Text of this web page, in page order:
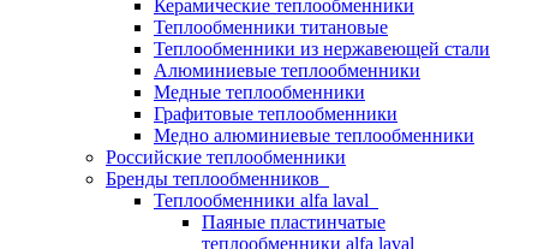
Керамические теплообменники
Теплообменники титановые
Теплообменники из нержавеющей стали
Алюминиевые теплообменники
Медные теплообменники
Графитовые теплообменники
Медно алюминиевые теплообменники
Российские теплообменники
Бренды теплообменников
Теплообменники alfa laval
Паяные пластинчатые
теплообменники alfa laval